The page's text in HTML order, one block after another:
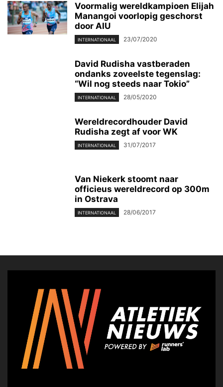
Voormalig wereldkampioen Elijah
Manangoi voorlopig geschorst
door AIU
INTERNATIONAAL 23/07/2020
David Rudisha vastberaden
ondanks zoveelste tegenslag:
“Wil nog steeds naar Tokio”
INTERNATIONAAL 28/05/2020
Wereldrecordhouder David
Rudisha zegt af voor WK
INTERNATIONAAL 31/07/2017
Van Niekerk stoomt naar
officieus wereldrecord op 300m
in Ostrava
INTERNATIONAAL 28/06/2017